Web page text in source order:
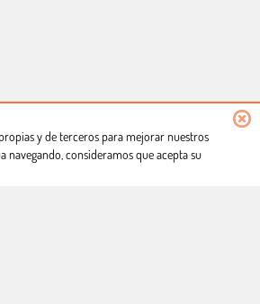
y de terceros para mejorar nuestros
navegando, consideramos que acepta su